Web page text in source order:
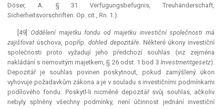
Döser, A. § 31 Verfügungsbefugnis, Treuhänderschaft,
Sicherheitsvorschriften. Op. cit., Rn. 1.).
[49] Oddělení majetku fondu od majetku investiční společnosti má
zajišťovatúschova, popříp.dohled depozitáře. Některé úkony investiční
společnosti proto vyžadují jeho předchozí souhlas (viz zejména
nakládání s nemovitým majetkem, § 26 odst. 1 bod 3 Investmentgesetz).
Depozitář je souhlas povinen poskytnout, pokud zamýšlený úkon
vyhovuje požadavkům zákona a je v souladu s investičními podmínkami
podílového fondu. Poskytl-li nicméně depozitář svůj souhlas, ačkoliv
nebyly splněny všechny podmínky, není účinnost jednání investiční